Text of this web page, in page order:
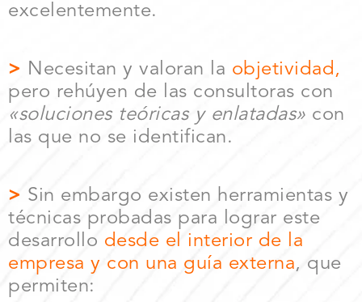
excelentemente.
> Necesitan y valoran la objetividad,
pero rehúyen de las consultoras con
«soluciones teóricas y enlatadas» con
las que no se identifican.
> Sin embargo existen herramientas y
técnicas probadas para lograr este
desarrollo desde el interior de la
empresa y con una guía externa, que
permiten: